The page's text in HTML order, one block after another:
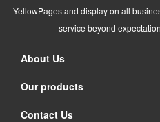
YellowPages and display on all
service beyond
About Us
Our products
Contact Us